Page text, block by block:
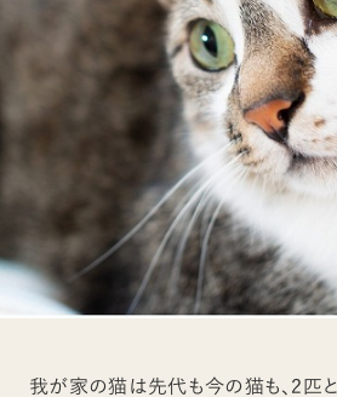
我が家の猫は先代も今の猫も、2匹と